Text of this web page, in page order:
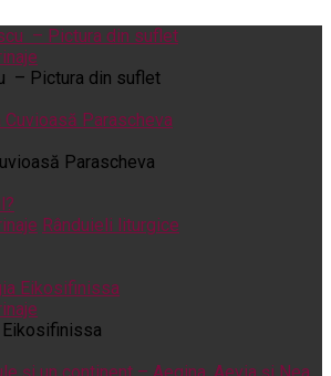
– Pictura din suflet
Parascheva
Rânduieli liturgice